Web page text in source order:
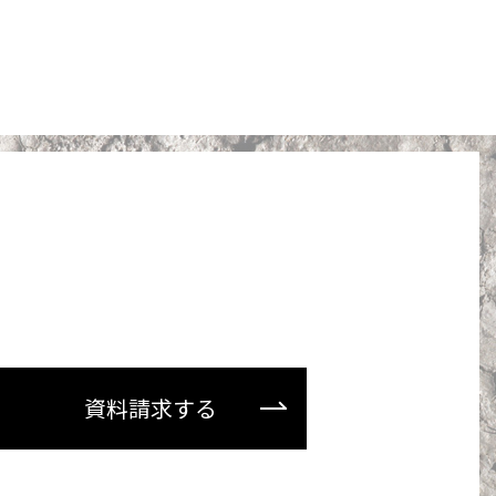
資料請求する